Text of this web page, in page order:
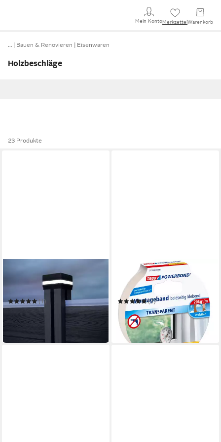
Mein KontoMerkzettel Warenkorb
… Bauen & Renovieren Eisenwaren
Holzbeschläge
23 Produkte
Pfostenkappe
Pfostenabdeckung mit Solar
LED Beleuchtung
(1)
ab 24,00 € 39,00 €
-38%
in 5-6 Werktagen bei dir
Doppelklebeband Powerbond
Montageband
(1)
ab 13,14 €
(2,63 €/ 1 m)
in 4-5 Werktagen bei dir